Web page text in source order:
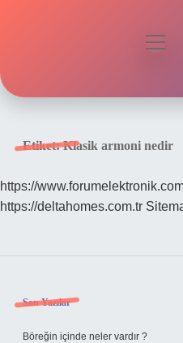
Hakkımızda
Etiket:Klasik armoni nedir
https://
https://deltahomes.com.tr
Sidebar
Son Yazılar
Böreğin içinde neler vardır ?